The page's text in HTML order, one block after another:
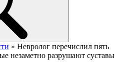
» Невролог перечислил пять
незаметно разрушают суставы